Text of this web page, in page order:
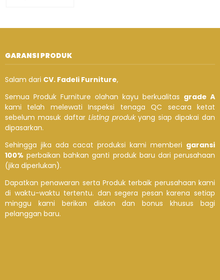
GARANSI PRODUK
Salam dari CV. Fadeli Furniture,
Semua Produk Furniture olahan kayu berkualitas grade A
kami telah melewati Inspeksi tenaga QC secara ketat
sebelum masuk daftar Listing produkyang siap dipakai dan
dipasarkan.
Sehingga jika ada cacat produksi kami memberi garansi
100% perbaikan bahkan ganti produk baru dari perusahaan
(jika diperlukan).
Dapatkan penawaran serta Produk terbaik perusahaan kami
di waktu-waktu tertentu. dan segera pesan karena setiap
minggu kami berikan diskon dan bonus khusus bagi
pelanggan baru.